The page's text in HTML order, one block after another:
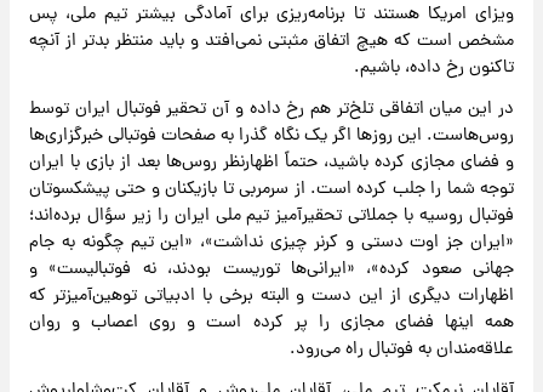
ویزای امریکا هستند تا برنامه‌ریزی برای آمادگی بیشتر تیم ملی، پس
مشخص است که هیچ اتفاق مثبتی نمی‌افتد و باید منتظر بدتر از آنچه
تاکنون رخ داده، باشیم.
در این میان اتفاقی تلخ‌تر هم رخ داده و آن تحقیر فوتبال ایران توسط
روس‌هاست. این روزها اگر یک نگاه گذرا به صفحات فوتبالی خبرگزاری‌ها
و فضای مجازی کرده باشید، حتماً اظهارنظر روس‌ها بعد از بازی با ایران
توجه شما را جلب کرده است. از سرمربی تا بازیکنان و حتی پیشکسوتان
فوتبال روسیه با جملاتی تحقیرآمیز تیم ملی ایران را زیر سؤال برده‌اند؛
«ایران جز اوت دستی و کرنر چیزی نداشت»، «این تیم چگونه به جام
جهانی صعود کرده»، «ایرانی‌ها توریست بودند، نه فوتبالیست» و
اظهارات دیگری از این دست و البته برخی با ادبیاتی توهین‌آمیزتر که
همه اینها فضای مجازی را پر کرده است و روی اعصاب و روان
علاقه‌مندان به فوتبال راه می‌رود.